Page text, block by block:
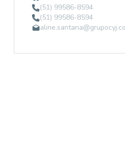
(51) 99586-8594
(51) 99586-8594